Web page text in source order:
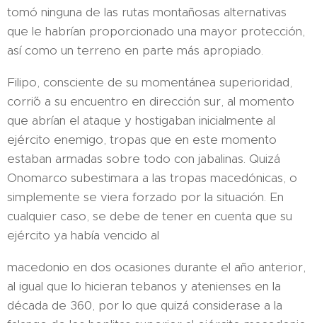
tomó ninguna de las rutas montañosas alternativas
que le habrían proporcionado una mayor protección,
así como un terreno en parte más apropiado.
Filipo, consciente de su momentánea superioridad,
corri´ó a su encuentro en dirección sur, al momento
que abrían el ataque y hostigaban inicialmente al
ejército enemigo, tropas que en este momento
estaban armadas sobre todo con jabalinas. Quizá
Onomarco subestimara a las tropas macedónicas, o
simplemente se viera forzado por la situación. En
cualquier caso, se debe de tener en cuenta que su
ejército ya había vencido al
macedonio en dos ocasiones durante el año anterior,
al igual que lo hicieran tebanos y atenienses en la
década de 360, por lo que quizá considerase a la